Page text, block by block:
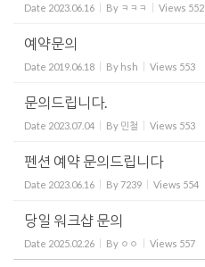
Date 2023.06.16 By ㅋㅋㅋ Views 552
예약문의
Date 2019.06.18 By hsh Views 553
문의드립니다.
Date 2023.07.04 By 민철 Views 553
펜션 예약 문의드립니다
Date 2023.06.16 By7239 Views 554
당일 워크샵 문의
Date 2025.02.26 By ㅇㅇ Views 557